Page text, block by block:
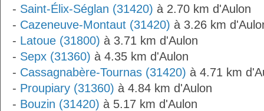
- Saint-Élix-Séglan (31420) à 2.70 km d'Aulon
- Cazeneuve-Montaut (31420) à 3.26 km
- Latoue (31800) à 3.71 km d'Aulon
- Sepx (31360) à 4.35 km d'Aulon
- Cassagnabère-Tournas (31420) à 4.71 km
- Proupiary (31360) à 4.84 km d'Aulon
- Bouzin (31420) à 5.17 km d'Aulon